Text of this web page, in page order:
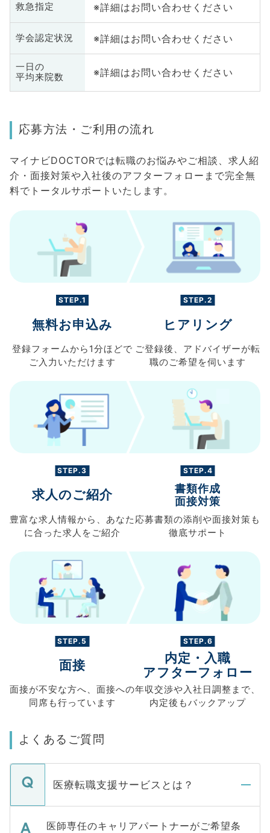
救急指定 ※詳細はお問い合わせください
学会認定状況 ※詳細はお問い合わせください
一日の
平均来院数
※詳細はお問い合わせください
応募方法・ご利用の流れ
マイナビDOCTORでは転職のお悩みやご相談、求人紹
介・面接対策や入社後のアフターフォローまで完全無
料でトータルサポートいたします。
STEP.1
無料お申込み
登録フォームから 1分ほどで
ご入力 いただけます
STEP.2
ヒアリング
ご登録後、 アドバイザーが転
職のご希望を伺います
STEP.3
求人のご紹介
豊富な求人情報から、 あなた
に合った求人を ご紹介
STEP.4
書類作成
面接対策
応募書類の添削や面接対策も
徹底サポート
STEP.5
面接
面接が不安な方へ、 面接への
同席も行っています
STEP.6
内定・入職
アフターフォロー
年収交渉や入社日調整まで、
内定後もバックアップ
よくあるご質問
医療転職支援サービスとは？
医師専任のキャリアパートナーがご希望条